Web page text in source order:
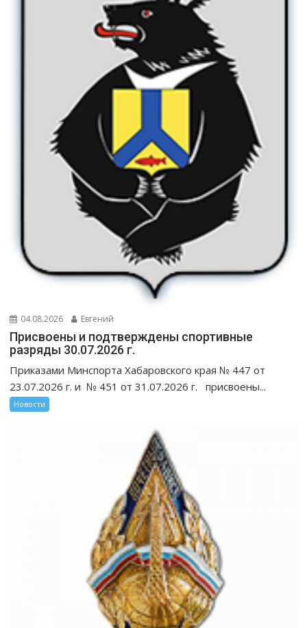
04.08.2026 Евгений
Присвоены и подтверждены спортивные
разряды 30.07.2026 г.
Приказами Минспорта Хабаровского края № 447 от
23.07.2026 г. и № 451 от 31.07.2026 г. присвоены...
Новости